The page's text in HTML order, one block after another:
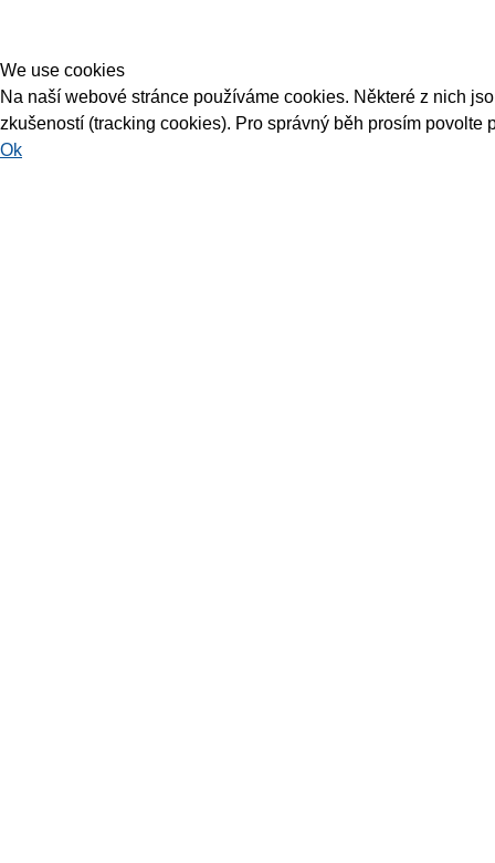
We use cookies
Na naší webové stránce používáme cookies. Některé z nich
zkušeností (tracking cookies). Pro správný běh prosím povolte
Ok